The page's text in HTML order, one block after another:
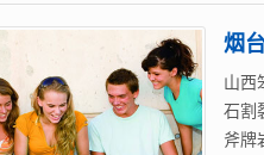
烟
山西
石割
斧牌